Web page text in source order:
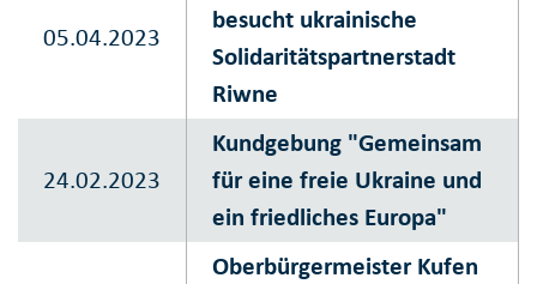
05.04.2023
besucht ukrainische
Solidaritätspartnerstadt
Riwne
24.02.2023
Kundgebung "Gemeinsam
für eine freie Ukraine und
ein friedliches Europa"
Oberbürgermeister Kufen